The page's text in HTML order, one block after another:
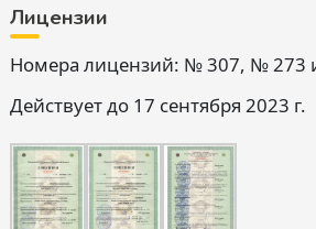
Лицензии
Номера лицензий: № 307, № 273
Действует до 17 сентября 2023 г.